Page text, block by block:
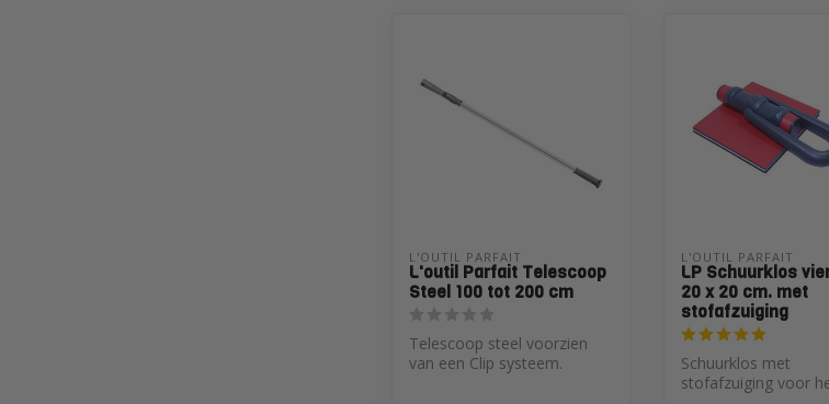
L'OUTIL PARFAIT
L'outil Parfait Telescoop
Steel 100 tot 200 cm
Telescoop steel voorzien
van een Clip systeem.
L'OUTIL PARFAIT
LP Schuurklos
20 x 20 cm. met
stofafzuiging
Schuurklos met
stofafzuiging voor